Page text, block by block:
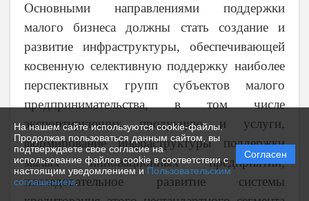
На нашем сайте используются cookie-файлы.
Продолжая пользоваться данным сайтом, вы
подтверждаете свое согласие на
использование файлов cookie в соответствии с
настоящим уведомлением и Пользовательским
соглашением.
Согласен
Основными направлениями поддержки
малого бизнеса должны стать создание и
развитие инфраструктуры, обеспечивающей
косвенную селективную поддержку наиболее
перспективных групп субъектов малого
предпринимательства, в том числе
экспортирующих продукцию и услуги,
формирование инфраструктуры поддержки
малых инновационных предприятий,
последовательное развитие системы